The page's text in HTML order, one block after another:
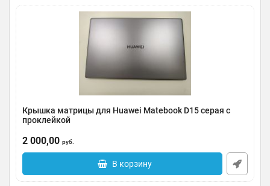
Крышка матрицы для Huawei Matebook D15 серая с
проклейкой
2 000,00 руб.
В корзину